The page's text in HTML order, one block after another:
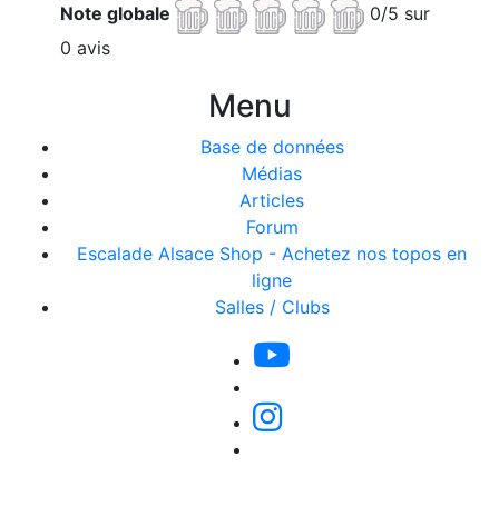
Note globale
0/5 sur
0 avis
Menu
Base de données
Médias
Articles
Forum
Escalade Alsace Shop - Achetez nos topos en
ligne
Salles / Clubs